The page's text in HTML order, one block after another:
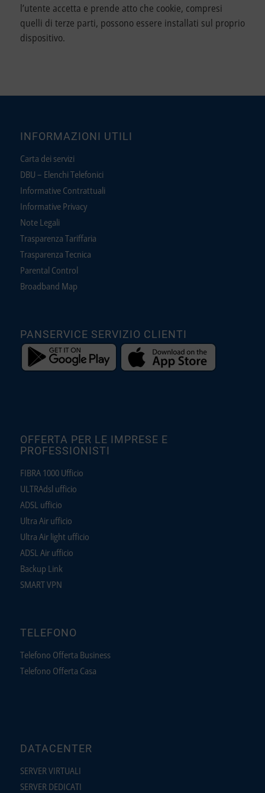
l’utente accetta e prende atto che cookie, compresi
quelli di terze parti, possono essere installati sul proprio
dispositivo.
INFORMAZIONI UTILI
Carta dei servizi
DBU – Elenchi Telefonici
Informative Contrattuali
Informative Privacy
Note Legali
Trasparenza Tariffaria
Trasparenza Tecnica
Parental Control
Broadband Map
PANSERVICE SERVIZIO CLIENTI
OFFERTA PER LE IMPRESE E
PROFESSIONISTI
FIBRA 1000 Ufficio
ULTRAdsl ufficio
ADSL ufficio
Ultra Air ufficio
Ultra Air light ufficio
ADSL Air ufficio
Backup Link
SMART VPN
TELEFONO
Telefono Offerta Business
Telefono Offerta Casa
DATACENTER
SERVER VIRTUALI
SERVER DEDICATI